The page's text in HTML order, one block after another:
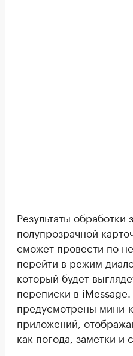
Результаты обработки
полупрозрачной
сможет провести по
перейти в режим
который будет
переписки в
предусмотрены мини-
приложений,
как погода, заметки и